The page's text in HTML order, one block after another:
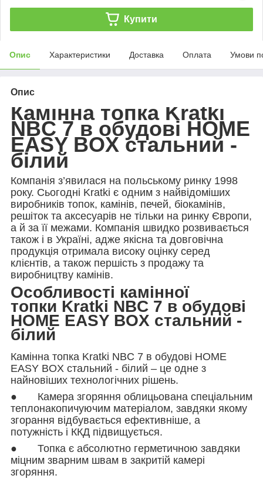
Купити
Опис Характеристики Доставка Оплата Умови
Опис
Камінна топка Kratki
NBC 7 в обудові HOME
EASY BOX стальний -
білий
Компанія з’явилася на польському ринку 1998
року. Сьогодні Kratki є одним з найвідоміших
виробників топок, камінів, печей, біокамінів,
решіток та аксесуарів не тільки на ринку Європи,
а й за її межами. Компанія швидко розвивається
також і в Україні, адже якісна та довговічна
продукція отримала високу оцінку серед
клієнтів, а також першість з продажу та
виробництву камінів.
Особливості камінної
топки Kratki NBC 7 в обудові
HOME EASY BOX стальний -
білий
Камінна топка Kratki NBC 7 в обудові HOME
EASY BOX стальний - білий – це одне з
найновіших технологічних рішень.
● Камера згоряння облицьована спеціальним
теплонакопичуючим матеріалом, завдяки якому
згорання відбувається ефективніше, а
потужність і ККД підвищується.
● Топка є абсолютно герметичною завдяки
міцним зварним швам в закритій камері
згоряння.